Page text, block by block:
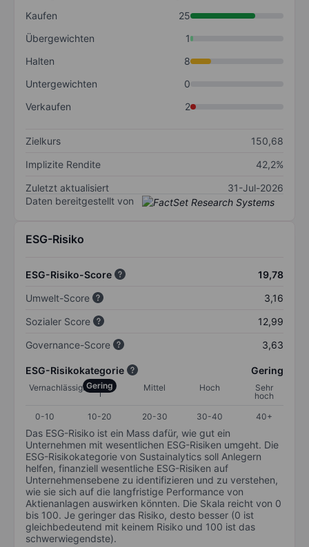
Kaufen
25
Übergewichten
1
Halten
8
Untergewichten
0
Verkaufen
2
Zielkurs
150,68
Implizite Rendite
42,2%
Zuletzt aktualisiert
31-Jul-2026
Daten bereitgestellt von
ESG-Risiko
ESG-Risiko-Score
19,78
Umwelt-Score
3,16
Sozialer Score
12,99
Governance-Score
3,63
ESG-Risikokategorie Gering
VernachlässigbarGering Mittel Hoch
Sehr
hoch
0-10
10-20 20-30 30-40 40+
Das ESG-Risiko ist ein Mass dafür, wie gut ein
Unternehmen mit wesentlichen ESG-Risiken umgeht. Die
ESG-Risikokategorie von Sustainalytics soll Anlegern
helfen, finanziell wesentliche ESG-Risiken auf
Unternehmensebene zu identifizieren und zu verstehen,
wie sie sich auf die langfristige Performance von
Aktienanlagen auswirken könnten. Die Skala reicht von 0
bis 100. Je geringer das Risiko, desto besser (0 ist
gleichbedeutend mit keinem Risiko und 100 ist das
schwerwiegendste).